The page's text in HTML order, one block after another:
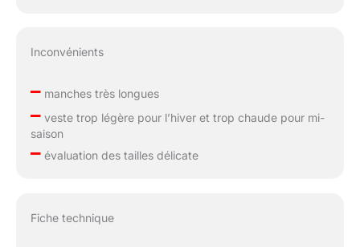
Inconvénients
–manches très longues
–veste trop légère pour l’hiver et trop chaude pour mi-
saison
–évaluation des tailles délicate
Fiche technique